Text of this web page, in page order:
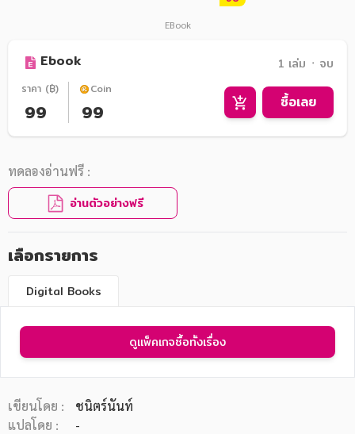
EBook
Ebook 1 เล่ม ᛫ จบ
ราคา (฿)
99
Coin
99 ซื้อเลย
ทดลองอ่านฟรี :
อ่านตัวอย่างฟรี
เลือกรายการ
Digital Books
ดูแพ็คเกจซื้อทั้งเรื่อง
เขียนโดย :
ชนิตร์นันท์
แปลโดย :
-